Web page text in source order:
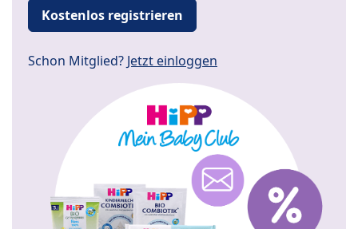
Kostenlos registrieren
Schon Mitglied? Jetzt einloggen